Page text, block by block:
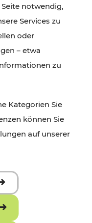
und Fahrplan-
erreichbar.
notwendig,
Services zu
oder
– etwa
zu
Kategorien Sie
können Sie
auf unserer